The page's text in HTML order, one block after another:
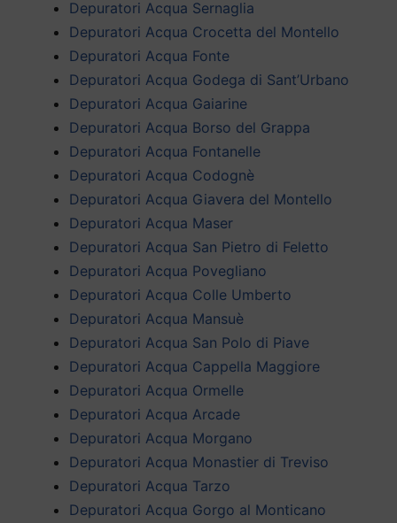
Depuratori Acqua Sernaglia
Depuratori Acqua Crocetta del Montello
Depuratori Acqua Fonte
Depuratori Acqua Godega di Sant’Urbano
Depuratori Acqua Gaiarine
Depuratori Acqua Borso del Grappa
Depuratori Acqua Fontanelle
Depuratori Acqua Codognè
Depuratori Acqua Giavera del Montello
Depuratori Acqua Maser
Depuratori Acqua San Pietro di Feletto
Depuratori Acqua Povegliano
Depuratori Acqua Colle Umberto
Depuratori Acqua Mansuè
Depuratori Acqua San Polo di Piave
Depuratori Acqua Cappella Maggiore
Depuratori Acqua Ormelle
Depuratori Acqua Arcade
Depuratori Acqua Morgano
Depuratori Acqua Monastier di Treviso
Depuratori Acqua Tarzo
Depuratori Acqua Gorgo al Monticano